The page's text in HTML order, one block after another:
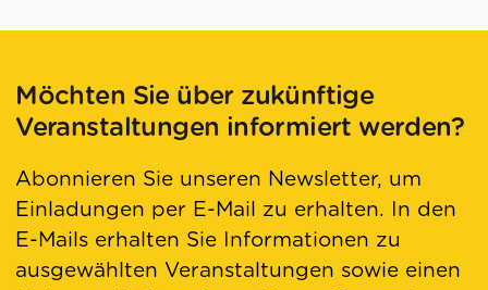
Möchten Sie über zukünftige
Veranstaltungen informiert werden?
Abonnieren Sie unseren Newsletter, um
Einladungen per E-Mail zu erhalten. In den
E-Mails erhalten Sie Informationen zu
ausgewählten Veranstaltungen sowie einen